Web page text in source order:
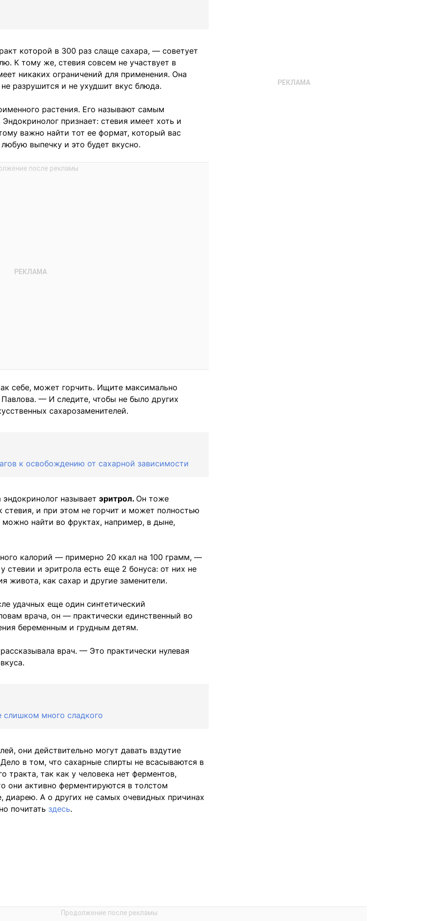
которой в 300 раз слаще сахара, — советует
К тому же, стевия совсем не участвует в
никаких ограничений для применения. Она
разрушится и не ухудшит вкус блюда.
растения. Его называют самым
признает: стевия имеет хоть и
важно найти тот ее формат, который вас
выпечку и это будет вкусно.
себе, может горчить. Ищите максимально
— И следите, чтобы не было других
сахарозаменителей.
к освобождению от сахарной зависимости
называет эритрол. Он тоже
стевия, и при этом не горчит и может полностью
найти во фруктах, например, в дыне,
калорий — примерно 20 ккал на 100 грамм, —
и эритрола есть еще 2 бонуса: от них не
живота, как сахар и другие заменители.
удачных еще один синтетический
врача, он — практически единственный во
беременным и грудным детям.
врач. — Это практически нулевая
слишком много сладкого
они действительно могут давать вздутие
в том, что сахарные спирты не всасываются в
тракта, так как у человека нет ферментов,
они активно ферментируются в толстом
диарею. А о других не самых очевидных причинах
почитать здесь.